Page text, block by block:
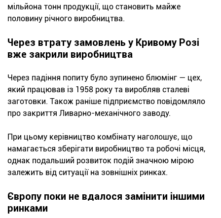
мільйона тонн продукції, що становить майже
половину річного виробництва.
Через втрату замовлень у Кривому Розі
вже закрили виробництва
Через падіння попиту було зупинено блюмінг — цех,
який працював із 1958 року та виробляв сталеві
заготовки. Також раніше підприємство повідомляло
про закриття Ливарно-механічного заводу.
При цьому керівництво комбінату наголошує, що
намагається зберігати виробництво та робочі місця,
однак подальший розвиток подій значною мірою
залежить від ситуації на зовнішніх ринках.
Європу поки не вдалося замінити іншими
ринками